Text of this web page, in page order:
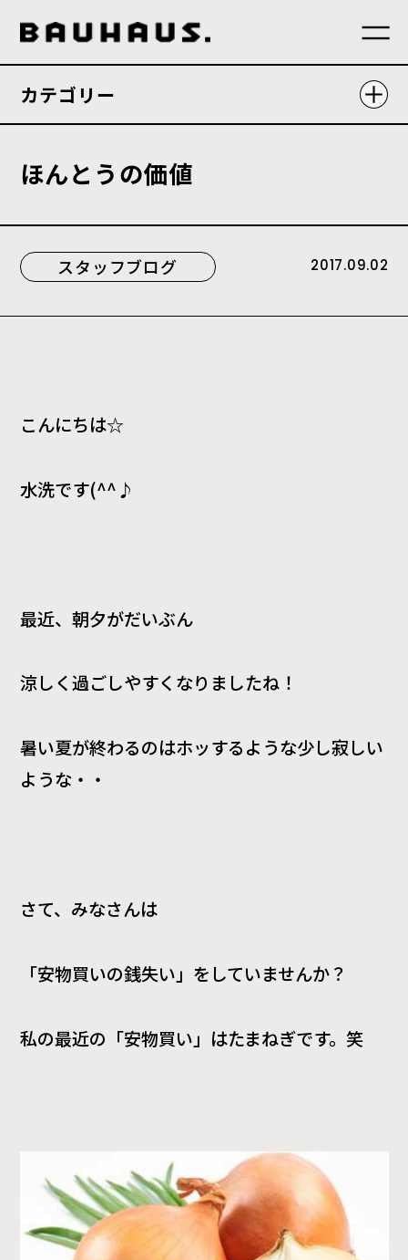
スタッフブログ 2017.09.02
ほんと うの価値
カテゴリー
こんにちは☆
水洗です(^^♪
最近、朝夕がだいぶん
涼しく過ごしやすくなりましたね！
暑い夏が終わるのはホッするような少し寂しい
ような・・
さて、みなさんは
「安物買いの銭失い」をしていませんか？
私の最近の「安物買い」はたまねぎです。笑